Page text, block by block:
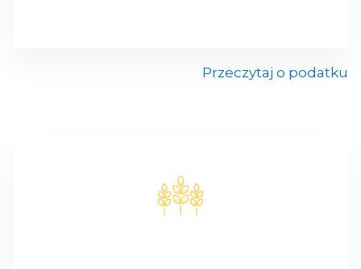
Przeczytaj o podatku